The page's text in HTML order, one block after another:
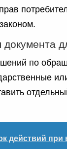
по
действий при